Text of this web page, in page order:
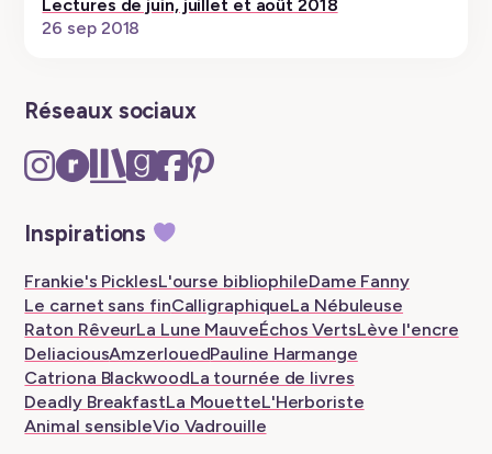
Lectures de juin, juillet et août 2018
26 sep 2018
Réseaux sociaux
Instagram
–
tab
Ravelry
–
tab
The
Storygraph
New
tab
Goodreads
–
tab
Facebook
–
Pinterest
Inspirations
Frankie's PicklesL'ourse bibliophileDame Fanny
Le carnet sans finCalligraphiqueLa Nébuleuse
Raton RêveurLa Lune MauveÉchos VertsLève l'encre
DeliaciousAmzerlouedPauline Harmange
Catriona BlackwoodLa tournée de livres
Deadly BreakfastLa MouetteL'Herboriste
Animal sensibleVio Vadrouille